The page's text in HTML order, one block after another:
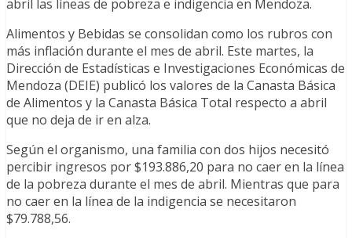
abril las líneas de pobreza e indigencia en Mendoza.
Alimentos y Bebidas se consolidan como los rubros con
más inflación durante el mes de abril. Este martes, la
Dirección de Estadísticas e Investigaciones Económicas de
Mendoza (DEIE) publicó los valores de la Canasta Básica
de Alimentos y la Canasta Básica Total respecto a abril
que no deja de ir en alza.
Según el organismo, una familia con dos hijos necesitó
percibir ingresos por $193.886,20 para no caer en la línea
de la pobreza durante el mes de abril. Mientras que para
no caer en la línea de la indigencia se necesitaron
$79.788,56.